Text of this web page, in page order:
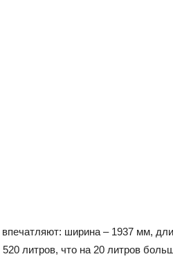
ширина – 1937 мм,
литров, что на 20 литров